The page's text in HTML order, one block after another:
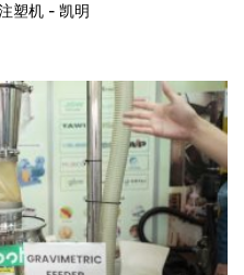
塑机 - 凯明